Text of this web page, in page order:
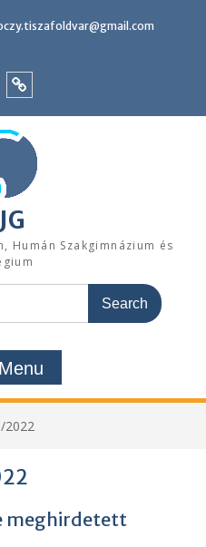
Humán Szakgimnázium és
Menu
2022
meghirdetett